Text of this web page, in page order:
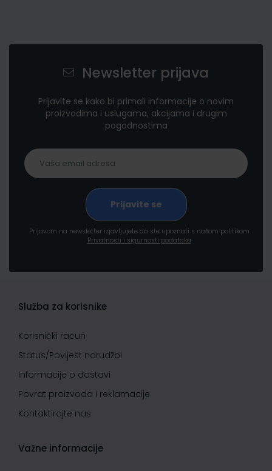
Newsletter prijava
Prijavite se kako bi primali informacije o novim
proizvodima i uslugama, akcijama i drugim
pogodnostima
Prijavom na newsletter izjavljujete da ste upoznati s našom politikom
Privatnosti i sigurnosti podataka
Služba za korisnike
Korisnički račun
Status/Povijest narudžbi
Informacije o dostavi
Povrat proizvoda i reklamacije
Kontaktirajte nas
Važne informacije